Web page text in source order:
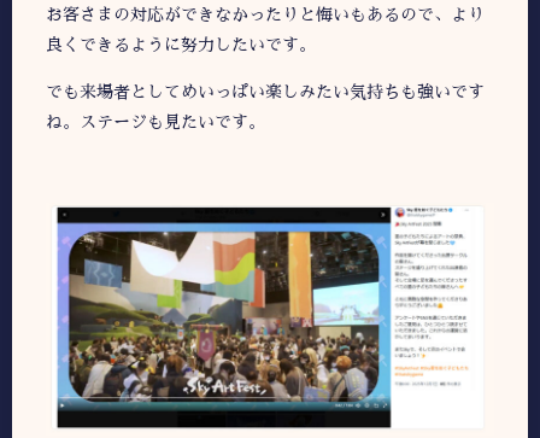
お客さまの対応ができなかったりと悔いもあるので、より
良くできるように努力したいです。
でも来場者としてめいっぱい楽しみたい気持ちも強いです
ね。ステージも見たいです。